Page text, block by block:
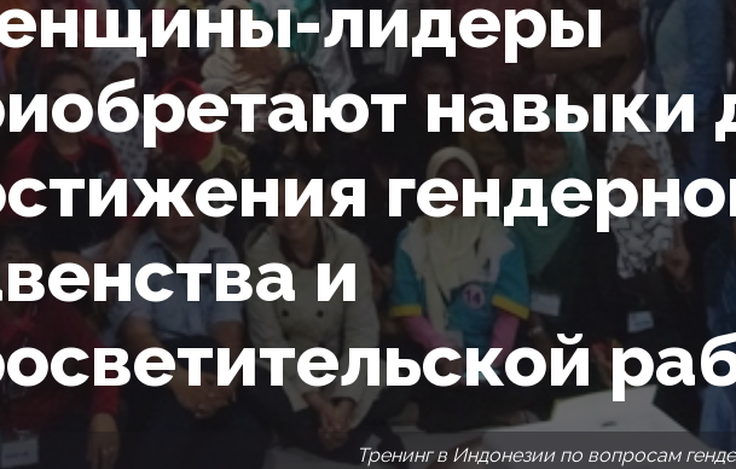
лидеры
навыки
и
Тренинг в Индонезии по вопросам